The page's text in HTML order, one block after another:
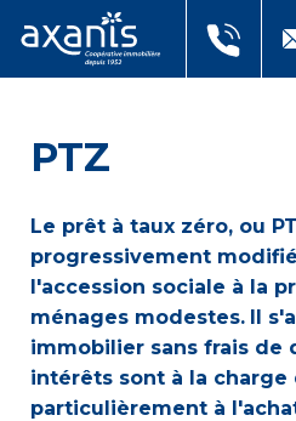
PTZ
Le prêt à taux zéro, ou
progressivement
l'accession sociale à la
ménages modestes. Il
immobilier sans frais de
intérêts sont à la charge
particulièrement à